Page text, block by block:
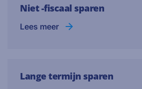
Niet -fiscaal sparen
Lees meer
Lange termijn sparen